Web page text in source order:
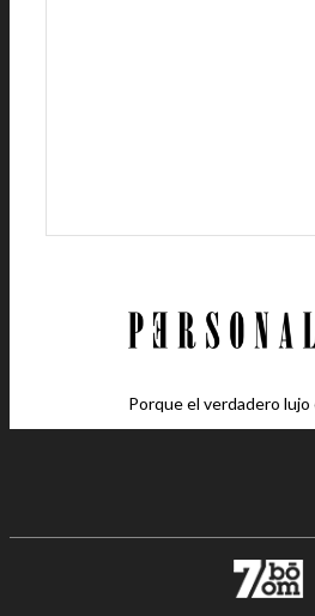
Porque el verdadero